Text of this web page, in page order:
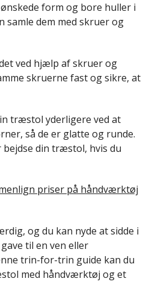
form og bore huller i
samle dem med skruer og
ved hjælp af skruer og
skruerne fast og sikre, at
træstol yderligere ved at
så de er glatte og runde.
bejdse din træstol, hvis du
priser på håndværktøj
og du kan nyde at sidde i
til en ven eller
trin-for-trin guide kan du
med håndværktøj og et